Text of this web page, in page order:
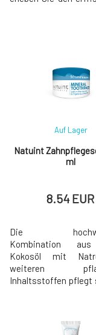
Feuchtigkeit 100%
und vegan Den
Natuint
ml
Auf Lager
8.54 EUR
Die
Kombination
Kokosöl mit
weiteren
Inhaltsstoffen pflegt
den Zahnschmelz,